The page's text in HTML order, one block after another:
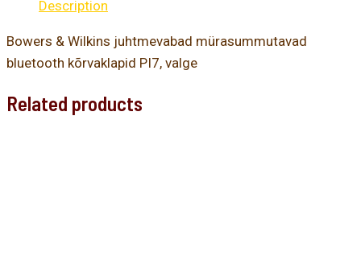
Description
Bowers & Wilkins juhtmevabad mürasummutavad
bluetooth kõrvaklapid PI7, valge
Related products